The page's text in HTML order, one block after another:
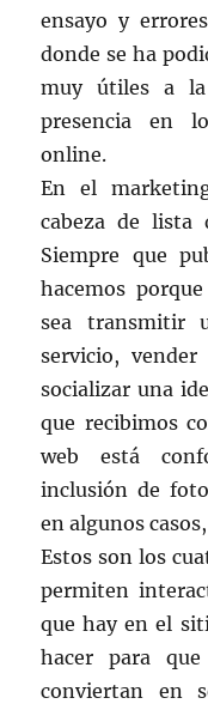
ensayo y
donde se ha
muy útiles a
presencia en
online.
En el
cabeza de lista
Siempre que
hacemos
sea transmitir
servicio,
socializar una
que recibimos
web está
inclusión de
en algunos
Estos son los
permiten
que hay en el
hacer para
conviertan en